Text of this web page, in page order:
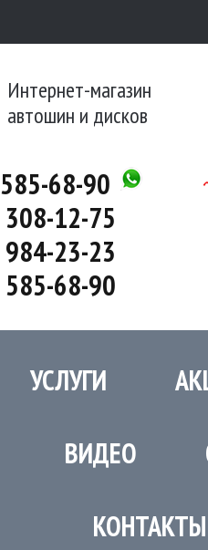
Интернет-магазин
автошин и дисков
585-68-90
308-12-75
984-23-23
585-68-90
УСЛУГИ
ВИДЕО
КОНТАКТЫ